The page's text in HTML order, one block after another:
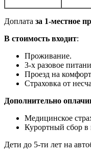
Доплата за 1-местное
В стоимость входит:
Проживание.
3-х разовое
Проезд на
Страховка от
Дополнительно
Медицинское
Курортный сбор в
Дети до 5-ти лет на